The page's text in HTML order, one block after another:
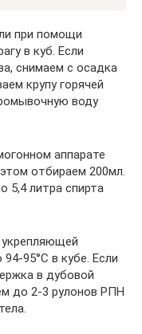
при помощи
в куб. Если
снимаем с осадка
крупу горячей
воду
аппарате
отбираем 200мл.
5,4 литра спирта
95°С в кубе. Если
в дубовой
до 2-3 рулонов РПН